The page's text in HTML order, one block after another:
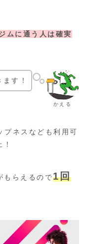
ムに通う人は確実
かえる
す！
プネスなども利用可
！
もらえるので1回